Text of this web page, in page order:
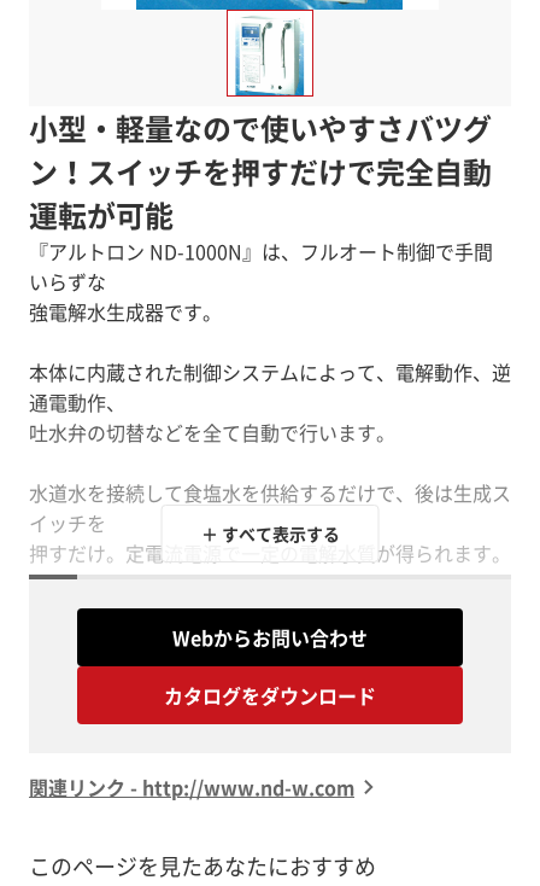
小型・軽量なので使いやすさバツグ
ン！スイッチを押すだけで完全自動
運転が可能
『アルトロン ND-1000N』は、フルオート制御で手間
いらずな
強電解水生成器です。
本体に内蔵された制御システムによって、電解動作、逆
通電動作、
吐水弁の切替などを全て自動で行います。
水道水を接続して食塩水を供給するだけで、後は生成ス
イッチを
押すだけ。定電流電源で一定の電解水質が得られます。
また、リモートスイッチやフットスイッチのご利用も可
■全自動制御
■スイッチを押すだけで電解水が作れる
■リモートスイッチやフットスイッチのご利用も可能
＋ すべて表示する
Webからお問い合わせ
カタログをダウンロード
関連リンク - http://www.nd-w.com
このページを見たあなたにおすすめ